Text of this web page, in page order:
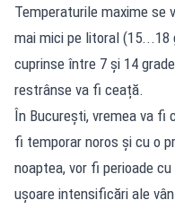
Temperaturile maxime se
mai mici pe litoral (15...18
cuprinse între 7 și 14
restrânse va fi ceață.
În București, vremea va fi
fi temporar noros și cu o
noaptea, vor fi perioade
ușoare intensificări ale